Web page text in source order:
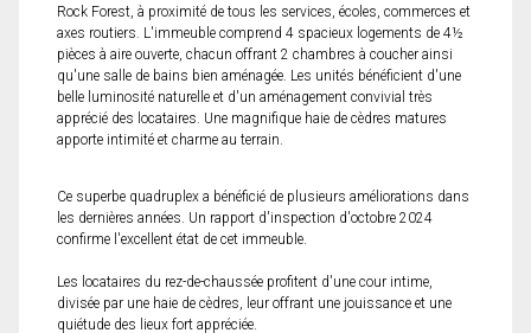
Rock Forest, à proximité de tous les services, écoles, commerces et
axes routiers. L'immeuble comprend 4 spacieux logements de 4½
pièces à aire ouverte, chacun offrant 2 chambres à coucher ainsi
qu'une salle de bains bien aménagée. Les unités bénéficient d'une
belle luminosité naturelle et d'un aménagement convivial très
apprécié des locataires. Une magnifique haie de cèdres matures
apporte intimité et charme au terrain.
Ce superbe quadruplex a bénéficié de plusieurs améliorations dans
les dernières années. Un rapport d'inspection d'octobre 2024
confirme l'excellent état de cet immeuble.
Les locataires du rez-de-chaussée profitent d'une cour intime,
divisée par une haie de cèdres, leur offrant une jouissance et une
quiétude des lieux fort appréciée.